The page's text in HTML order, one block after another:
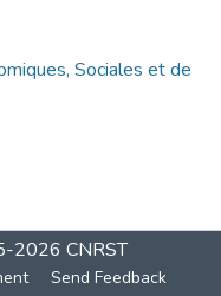
Sociales et de
2026 CNRST
Send Feedback